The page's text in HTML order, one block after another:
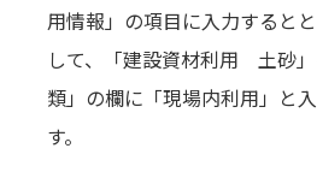
用情報」の項目に入力すると
して、「建設資材利用 土砂
類」の欄に「現場内利用」と
す。